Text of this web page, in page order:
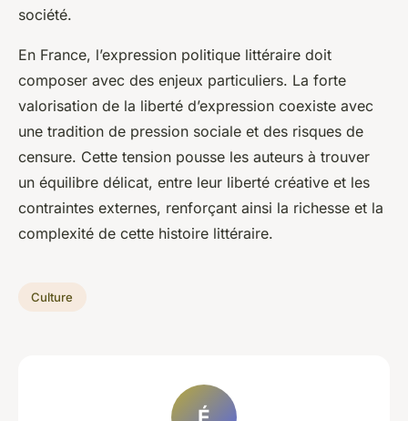
société.
En France, l’expression politique littéraire doit
composer avec des enjeux particuliers. La forte
valorisation de la liberté d’expression coexiste avec
une tradition de pression sociale et des risques de
censure. Cette tension pousse les auteurs à trouver
un équilibre délicat, entre leur liberté créative et les
contraintes externes, renforçant ainsi la richesse et la
complexité de cette histoire littéraire.
Culture